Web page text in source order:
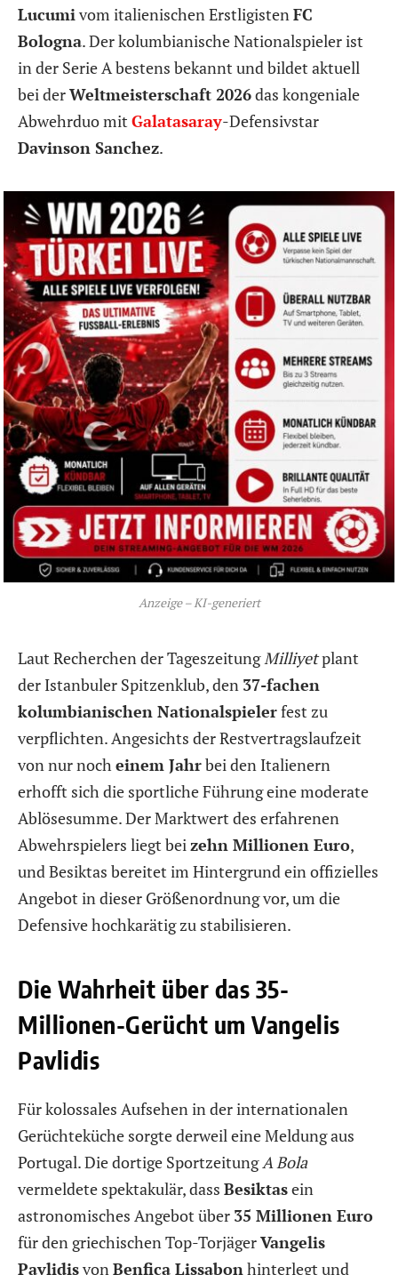
Lucumivom italienischen ErstligistenFC
Bologna. Der kolumbianische Nationalspieler ist
in der Serie A bestens bekannt und bildet aktuell
bei derWeltmeisterschaft 2026das kongeniale
Abwehrduo mit Galatasaray-Defensivstar
Davinson Sanchez.
Anzeige – KI-generiert
Laut Recherchen der TageszeitungMilliyetplant
der Istanbuler Spitzenklub, den 37-fachen
kolumbianischen Nationalspielerfest zu
verpflichten. Angesichts der Restvertragslaufzeit
von nur nocheinem Jahrbei den Italienern
erhofft sich die sportliche Führung eine moderate
Ablösesumme. Der Marktwert des erfahrenen
Abwehrspielers liegt beizehn Millionen Euro,
und Besiktas bereitet im Hintergrund ein offizielles
Angebot in dieser Größenordnung vor, um die
Defensive hochkarätig zu stabilisieren.
Die Wahrheit über das 35-
Millionen-Gerücht um Vangelis
Pavlidis
Für kolossales Aufsehen in der internationalen
Gerüchteküche sorgte derweil eine Meldung aus
Portugal. Die dortige SportzeitungA Bola
vermeldete spektakulär, dass Besiktasein
astronomisches Angebot über 35 Millionen Euro
für den griechischen Top-TorjägerVangelis
PavlidisvonBenfica Lissabonhinterlegt und